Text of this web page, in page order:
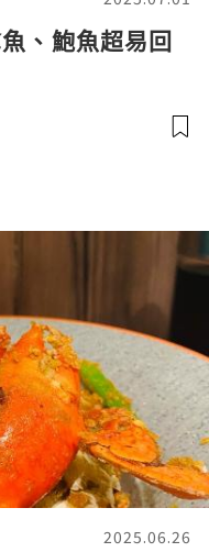
、鮑魚超易回
2025.06.26